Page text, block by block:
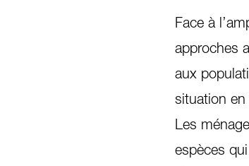
Face à
approches
aux
situation en
Les
espèces